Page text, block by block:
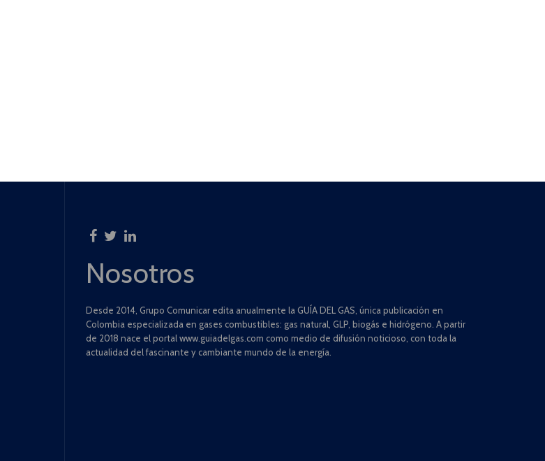
Nosotros
Desde 2014, Grupo Comunicar edita anualmente la GUÍA DEL GAS, única publicación en
Colombia especializada en gases combustibles: gas natural, GLP, biogás e hidrógeno. A partir
de 2018 nace el portal www.guiadelgas.com como medio de difusión noticioso, con toda la
actualidad del fascinante y cambiante mundo de la energía.